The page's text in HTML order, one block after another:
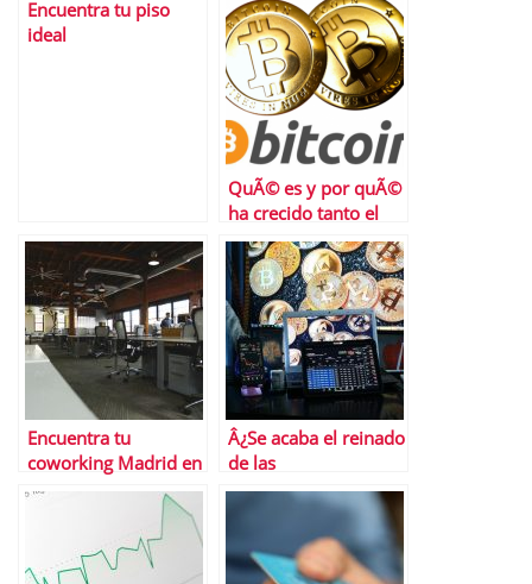
Encuentra tu piso
ideal
QuÃ© es y por quÃ©
ha crecido tanto el
trading de
criptomonedas
Encuentra tu
coworking Madrid en
Cloudworks
Â¿Se acaba el reinado
de las
criptomonedas?